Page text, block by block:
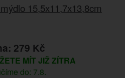
15,5x11,7x13,8cm
279 Kč
MÍT JIŽ ZÍTRA
do: 7.8.